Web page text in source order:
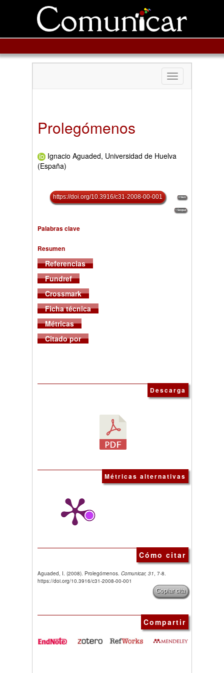
Toggle
navigation
Prolegómenos
Ignacio Aguaded, Universidad de Huelva
(España)
https://doi.org/10.3916/c31-2008-00-001
Palabras clave
Resumen
Referencias
Fundref
Crossmark
Ficha técnica
Métricas
Citado por
Descarga
Métricas alternativas
Cómo citar
Aguaded, I. (2008). Prolegómenos. Comunicar, 31, 7-8.
https://doi.org/10.3916/c31-2008-00-001
Copiar cita
Compartir